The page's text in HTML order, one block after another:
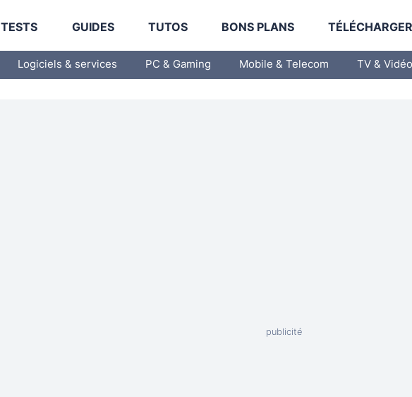
TESTS GUIDES TUTOS BONS PLANS
Logiciels & services PC & Gaming Mobile & Telecom TV & Vidéo